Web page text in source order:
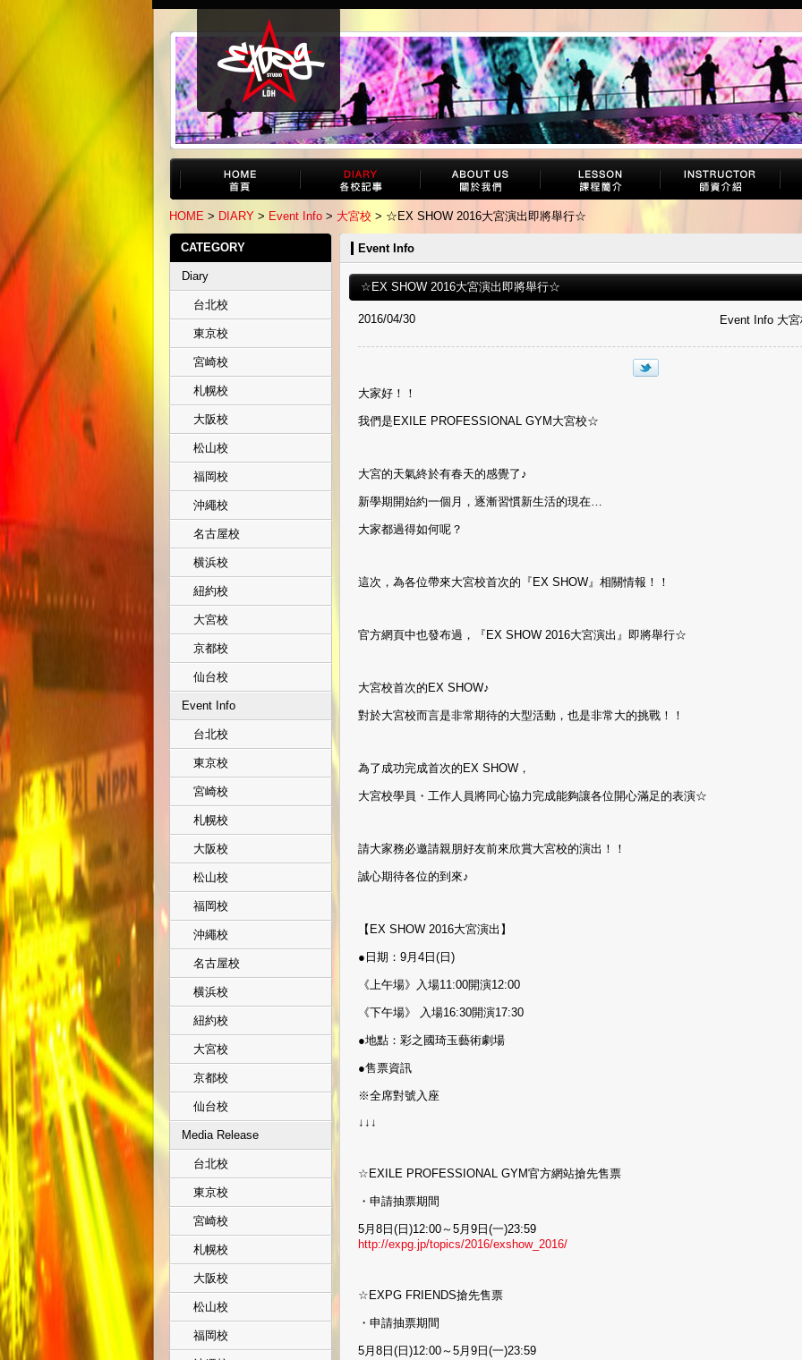
HOME > DIARY > Event Info > 大宮校 > ☆EX SHOW 2016大宮演出即將舉行☆
CATEGORY
Diary
台北校
東京校
宮崎校
札幌校
大阪校
松山校
福岡校
沖繩校
名古屋校
横浜校
紐約校
大宮校
京都校
仙台校
Event Info
台北校
東京校
宮崎校
札幌校
大阪校
松山校
福岡校
沖繩校
名古屋校
横浜校
紐約校
大宮校
京都校
仙台校
Media Release
台北校
東京校
宮崎校
札幌校
大阪校
松山校
福岡校
Event Info
☆EX SHOW 2016大宮演出即將舉行☆
2016/04/30 Event Info 大
大家好！！
我們是EXILE PROFESSIONAL GYM大宮校☆
大宮的天氣終於有春天的感覺了♪
新學期開始約一個月，逐漸習慣新生活的現在…
大家都過得如何呢？
這次，為各位帶來大宮校首次的『EX SHOW』相關情報！！
官方網頁中也發布過，『EX SHOW 2016大宮演出』即將舉行☆
大宮校首次的EX SHOW♪
對於大宮校而言是非常期待的大型活動，也是非常大的挑戰！！
為了成功完成首次的EX SHOW，
大宮校學員・工作人員將同心協力完成能夠讓各位開心滿足的表演☆
請大家務必邀請親朋好友前來欣賞大宮校的演出！！
誠心期待各位的到來♪
【EX SHOW 2016大宮演出】
●日期：9月4日(日)
《上午場》入場11:00開演12:00
《下午場》 入場16:30開演17:30
●地點：彩之國琦玉藝術劇場
●售票資訊
※全席對號入座
↓↓↓
☆EXILE PROFESSIONAL GYM官方網站搶先售票
・申請抽票期間
5月8日(日)12:00～5月9日(一)23:59
http://expg.jp/topics/2016/exshow_2016/
☆EXPG FRIENDS搶先售票
・申請抽票期間
5月8日(日)12:00～5月9日(一)23:59